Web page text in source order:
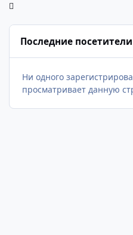
Последние посетители
Ни одного
просматривает данную